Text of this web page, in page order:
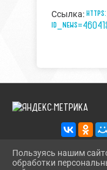
Ссылка:
Пользуясь нашим
обработки